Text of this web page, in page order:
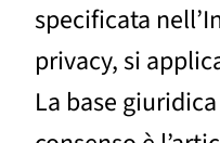
specificata
privacy, si
La base